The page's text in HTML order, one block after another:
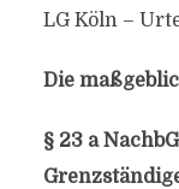
LG Köln –
Die
§ 23 a